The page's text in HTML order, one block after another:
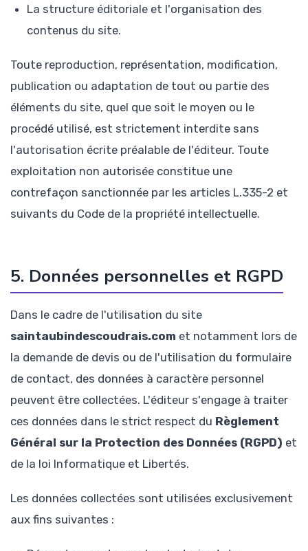
La structure éditoriale et l'organisation des
contenus du site.
Toute reproduction, représentation, modification,
publication ou adaptation de tout ou partie des
éléments du site, quel que soit le moyen ou le
procédé utilisé, est strictement interdite sans
l'autorisation écrite préalable de l'éditeur. Toute
exploitation non autorisée constitue une
contrefaçon sanctionnée par les articles L.335-2 et
suivants du Code de la propriété intellectuelle.
5. Données personnelles et RGPD
Dans le cadre de l'utilisation du site
saintaubindescoudrais.com et notamment lors de
la demande de devis ou de l'utilisation du formulaire
de contact, des données à caractère personnel
peuvent être collectées. L'éditeur s'engage à traiter
ces données dans le strict respect du Règlement
Général sur la Protection des Données (RGPD) et
de la loi Informatique et Libertés.
Les données collectées sont utilisées exclusivement
aux fins suivantes :